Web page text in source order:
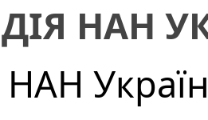
НАН
НАН